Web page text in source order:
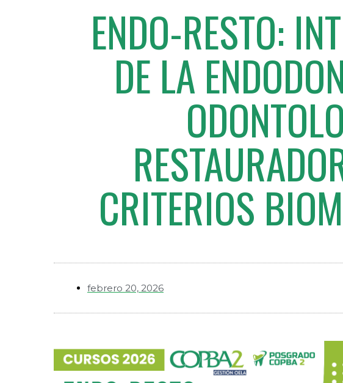
ENDO-RESTO:
DE LA
CRITERIOS
febrero 20, 2026